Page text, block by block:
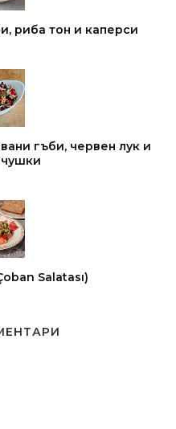
риба тон и каперси
гъби, червен лук и
Salatası)